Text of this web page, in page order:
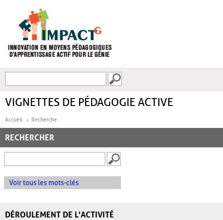
FORMULAIRE DE
VIGNETTES DE PÉDAGOGIE ACTIVE
Accueil Recherche
RECHERCHER
Voir tous les mots-clés
DÉROULEMENT DE L'ACTIVITÉ